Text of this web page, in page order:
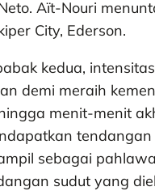
Aït-Nouri
City, Ederson.
kedua,
demi meraih
menit-menit
sebagai
sudut yang